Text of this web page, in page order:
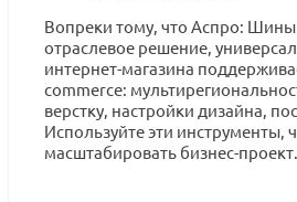
Вопреки тому, что Аспро: Шины
отраслевое решение,
интернет-магазина
commerce:
верстку, настройки дизайна,
Используйте эти инструменты,
масштабировать бизнес-проект.